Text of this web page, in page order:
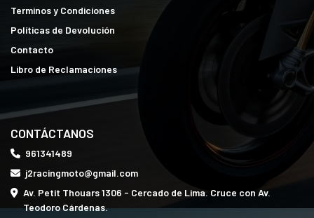
Terminos y Condiciones
Políticas de Devolución
Contacto
Libro de Reclamaciones
CONTÁCTANOS
961341489
j2racingmoto@gmail.com
Av. Petit Thouars 1306 - Cercado de Lima. Cruce con Av.
Teodoro Cárdenas.